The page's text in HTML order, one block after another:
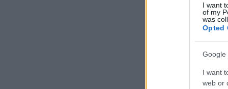
I want
of my
was
Opted
Google
I want
web or